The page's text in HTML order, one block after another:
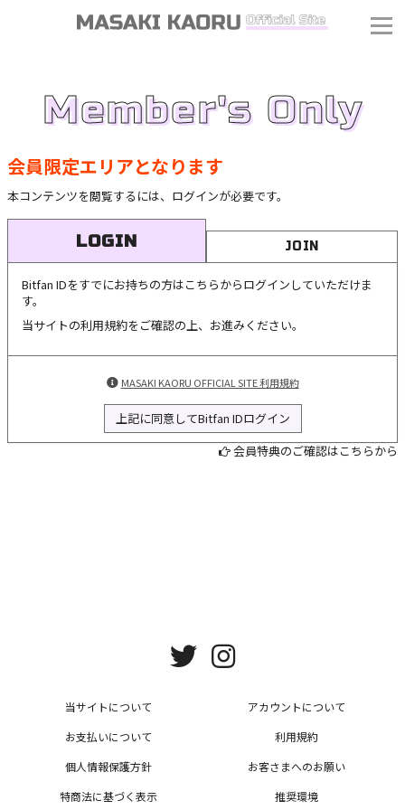
Member's Only
会員限定エリアとなります
本コンテンツを閲覧するには、ログインが必要です。
LOGIN JOIN
Bitfan IDをすでにお持ちの方はこちらからログインしていただけま
す。
当サイトの利用規約をご確認の上、お進みください。
MASAKI KAORU OFFICIAL SITE 利用規約
上記に同意してBitfan IDログイン
会員特典のご確認はこちらから
当サイトについて
アカウントについて
お支払いについて
利用規約
個人情報保護方針
お客さまへのお願い
特商法に基づく表示
推奨環境